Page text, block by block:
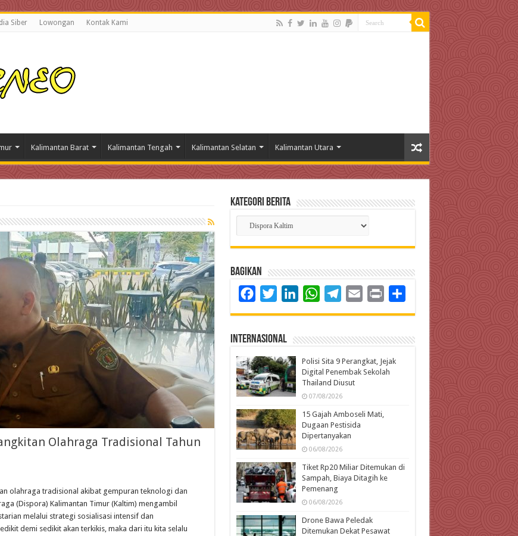
Siber Lowongan Kontak Kami
Kalimantan Barat Kalimantan Tengah Kalimantan Selatan Kalimantan Utara
Olahraga Tradisional Tahun
olahraga tradisional akibat gempuran teknologi dan
(Dispora) Kalimantan Timur (Kaltim) mengambil
melalui strategi sosialisasi intensif dan
demi sedikit akan terkikis, maka dari itu kita selalu
Kategori Berita
Kategori
Berita
Bagikan
FacebookTwitterLinkedInWhatsAppTelegram
Email Print
Internasional
Polisi Sita 9 Perangkat, Jejak
Digital Penembak Sekolah
Thailand Diusut
07/08/2026
15 Gajah Amboseli Mati,
Dugaan Pestisida
Dipertanyakan
06/08/2026
Tiket Rp20 Miliar Ditemukan di
Sampah, Biaya Ditagih ke
Pemenang
06/08/2026
Drone Bawa Peledak
Ditemukan Dekat Pesawat